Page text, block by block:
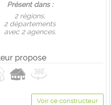
Présent dans :
2 règions,
2 départements
avec 2 agences.
propose
Voir ce constructeur